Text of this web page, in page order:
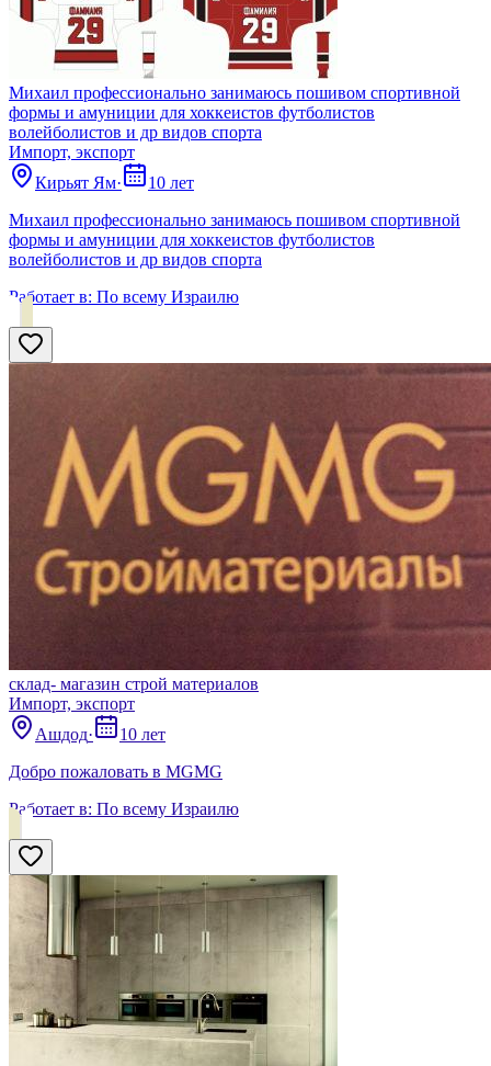
Михаил профессионально занимаюсь пошивом спортивной
формы и амуниции для хоккеистов футболистов
волейболистов и др видов спорта
Импорт, экспорт
Кирьят Ям·
10 лет
Михаил профессионально занимаюсь пошивом спортивной
формы и амуниции для хоккеистов футболистов
волейболистов и др видов спорта
Работает в: По всему Израилю
склад- магазин строй материалов
Импорт, экспорт
Ашдод·
10 лет
Добро пожаловать в MGMG
Работает в: По всему Израилю